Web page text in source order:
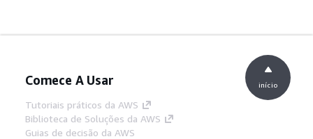
Comece A Usar
Tutoriais práticos da AWS
Biblioteca de Soluções da AWS
Guias de decisão da AWS
início